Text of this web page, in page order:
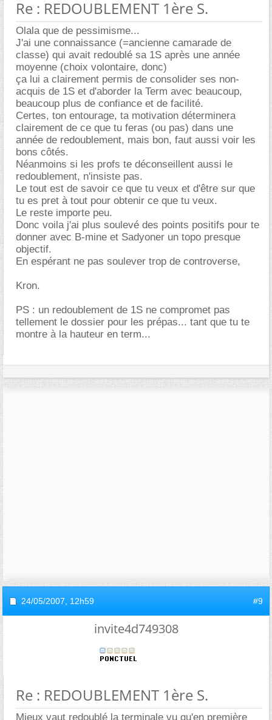
Re : REDOUBLEMENT 1ère S.
Olala que de pessimisme...
J'ai une connaissance (=ancienne camarade de
classe) qui avait redoublé sa 1S après une année
moyenne (choix volontaire, donc)
ça lui a clairement permis de consolider ses non-
acquis de 1S et d'aborder la Term avec beaucoup,
beaucoup plus de confiance et de facilité.
Certes, ton entourage, ta motivation déterminera
clairement de ce que tu feras (ou pas) dans une
année de redoublement, mais bon, faut aussi voir les
bons côtés.
Néanmoins si les profs te déconseillent aussi le
redoublement, n'insiste pas.
Le tout est de savoir ce que tu veux et d'être sur que
tu es pret à tout pour obtenir ce que tu veux.
Le reste importe peu.
Donc voila j'ai plus soulevé des points positifs pour te
donner avec B-mine et Sadyoner un topo presque
objectif.
En espérant ne pas soulever trop de controverse,
Kron.
PS : un redoublement de 1S ne compromet pas
tellement le dossier pour les prépas... tant que tu te
montre à la hauteur en term...
24/05/2007, 12h59 #9
invite4d749308
Re : REDOUBLEMENT 1ère S.
Mieux vaut redoublé la terminale vu qu'en première